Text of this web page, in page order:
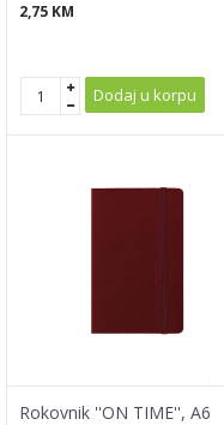
2,75 KM
Dodaj u korpu
Rokovnik ''ON TIME'', A6